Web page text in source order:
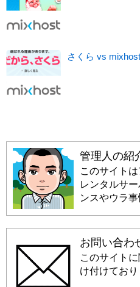
さくら vs
管理人の紹
このサイト
レンタルサ
ンスやウラ事
お問い合わ
このサイト
け付けており